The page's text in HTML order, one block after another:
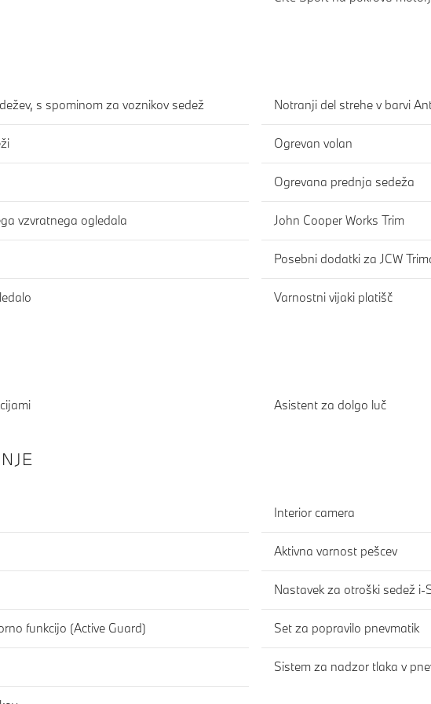
s spominom za voznikov sedež
vzvratnega ogledala
Notranji del strehe v barvi
Ogrevan volan
Ogrevana prednja sedeža
John Cooper Works Trim
Posebni dodatki za JCW
Varnostni vijaki platišč
Asistent za dolgo luč
funkcijo (Active Guard)
Interior camera
Aktivna varnost pešcev
Nastavek za otroški sedež
Set za popravilo pnevmatik
Sistem za nadzor tlaka v